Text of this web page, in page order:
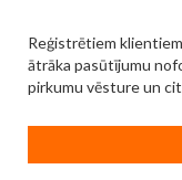
Reģistrētiem
ātrāka pasūtījumu
pirkumu vēsture un